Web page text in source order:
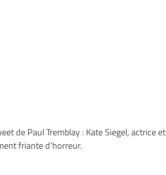
de Paul Tremblay : Kate Siegel, actrice et
friante d’horreur.